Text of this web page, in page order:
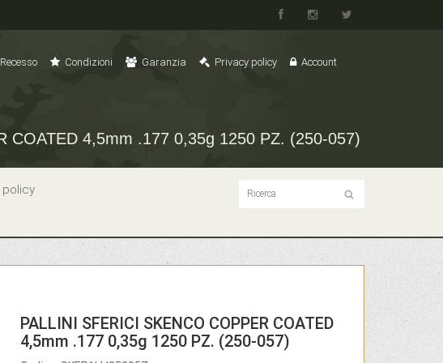
Recesso Condizioni Garanzia Privacy policy
Account
COATED 4,5mm .177 0,35g 1250 PZ. (250-057)
policy
PALLINI SFERICI SKENCO COPPER COATED
4,5mm .177 0,35g 1250 PZ. (250-057)